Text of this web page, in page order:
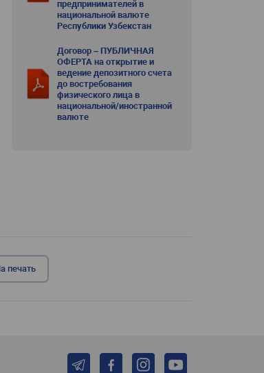
предпринимателей в
национальной валюте
Республики Узбекстан
Договор – ПУБЛИЧНАЯ
ОФЕРТА на открытие и
ведение депозитного счета
до востребования
физического лица в
национальной/иностранной
валюте
печать